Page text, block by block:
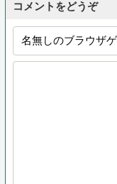
コメントをどうぞ